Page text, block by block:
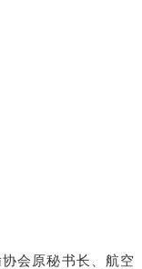
会原秘书长、航空